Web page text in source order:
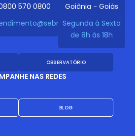
570 0800
Goiânia - Goiás
Segunda à Sexta
de 8h às 18h
OBSERVATÓRIO
NAS REDES
BLOG